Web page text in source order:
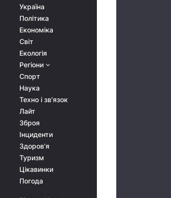
Україна
Політика
Економіка
Світ
Екологія
Регіони
Спорт
Наука
Техно і зв'язок
Лайт
Зброя
Інциденти
Здоров'я
Туризм
Цікавинки
Погода